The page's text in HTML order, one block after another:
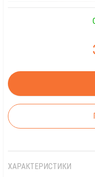
ХАРАКТЕРИСТИКИ